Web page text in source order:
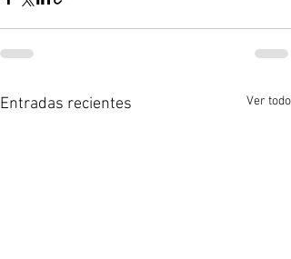
Entradas recientes Ver todo